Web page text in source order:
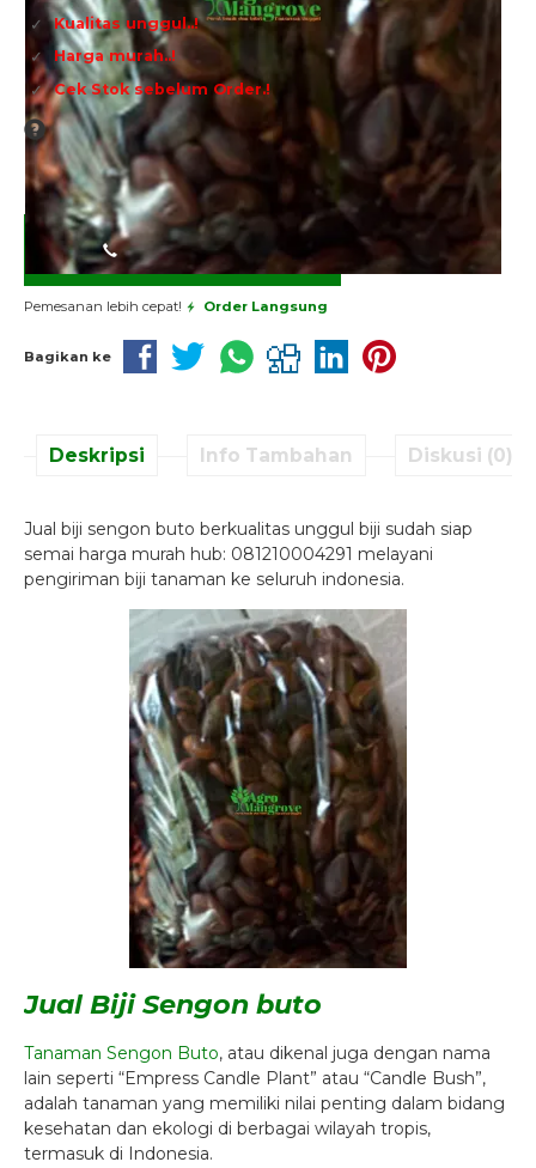
Kualitas unggul..!
Harga murah..!
Cek Stok sebelum Order.!
INFO HARGA
Silahkan menghubungi kontak kami untuk mendapatkan
informasi harga produk ini.
Hubungi Kami
Pemesanan lebih cepat! Order Langsung
Bagikan ke
Deskripsi Info Tambahan Diskusi (0)
Jual biji sengon buto berkualitas unggul biji sudah siap
semai harga murah hub: 081210004291 melayani
pengiriman biji tanaman ke seluruh indonesia.
Jual Biji Sengon buto
Tanaman Sengon Buto, atau dikenal juga dengan nama
lain seperti “Empress Candle Plant” atau “Candle Bush”,
adalah tanaman yang memiliki nilai penting dalam bidang
kesehatan dan ekologi di berbagai wilayah tropis,
termasuk di Indonesia.